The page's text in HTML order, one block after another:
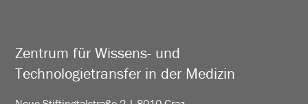
Zentrum für Wissens- und
Technologietransfer in der Medizin